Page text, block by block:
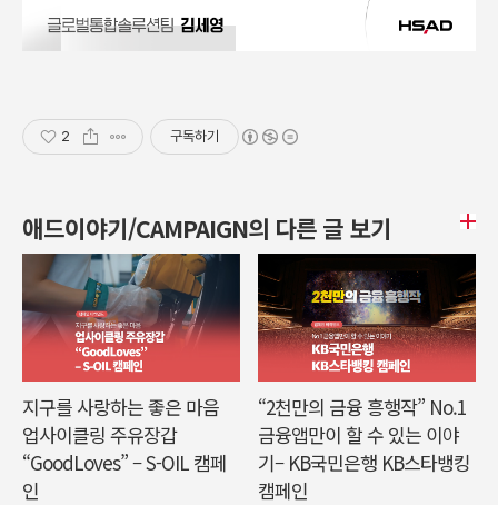
2 구독하기
애드이야기/CAMPAIGN의 다른 글 보기
지구를 사랑하는 좋은 마음
업사이클링 주유장갑
“GoodLoves” – S-OIL 캠페
인
“2천만의 금융 흥행작” No.1
금융앱만이 할 수 있는 이야
기– KB국민은행 KB스타뱅킹
캠페인